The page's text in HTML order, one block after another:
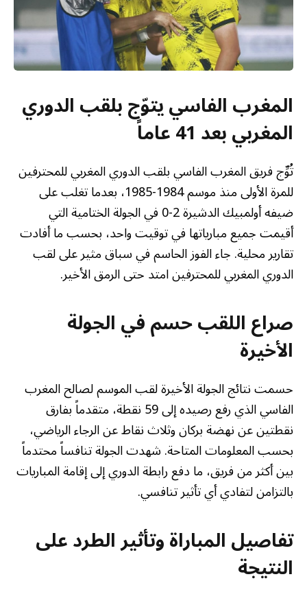
المغرب الفاسي يتوّج بلقب الدوري
المغربي بعد 41 عاماً
تُوِّج فريق المغرب الفاسي بلقب الدوري المغربي للمحترفين
للمرة الأولى منذ موسم 1984-1985، بعدما تغلب على
ضيفه أولمبيك الدشيرة 2-0 في الجولة الختامية التي
أقيمت جميع مبارياتها في توقيت واحد، بحسب ما أفادت
تقارير محلية. جاء الفوز الحاسم في سباق مثير على لقب
الدوري المغربي للمحترفين امتد حتى الرمق الأخير.
صراع اللقب حسم في الجولة
الأخيرة
حسمت نتائج الجولة الأخيرة لقب الموسم لصالح المغرب
الفاسي الذي رفع رصيده إلى 59 نقطة، متقدماً بفارق
نقطتين عن نهضة بركان وثلاث نقاط عن الرجاء الرياضي،
بحسب المعلومات المتاحة. شهدت الجولة تنافساً محتدماً
بين أكثر من فريق، ما دفع رابطة الدوري إلى إقامة المباريات
بالتزامن لتفادي أي تأثير تنافسي.
تفاصيل المباراة وتأثير الطرد على
النتيجة